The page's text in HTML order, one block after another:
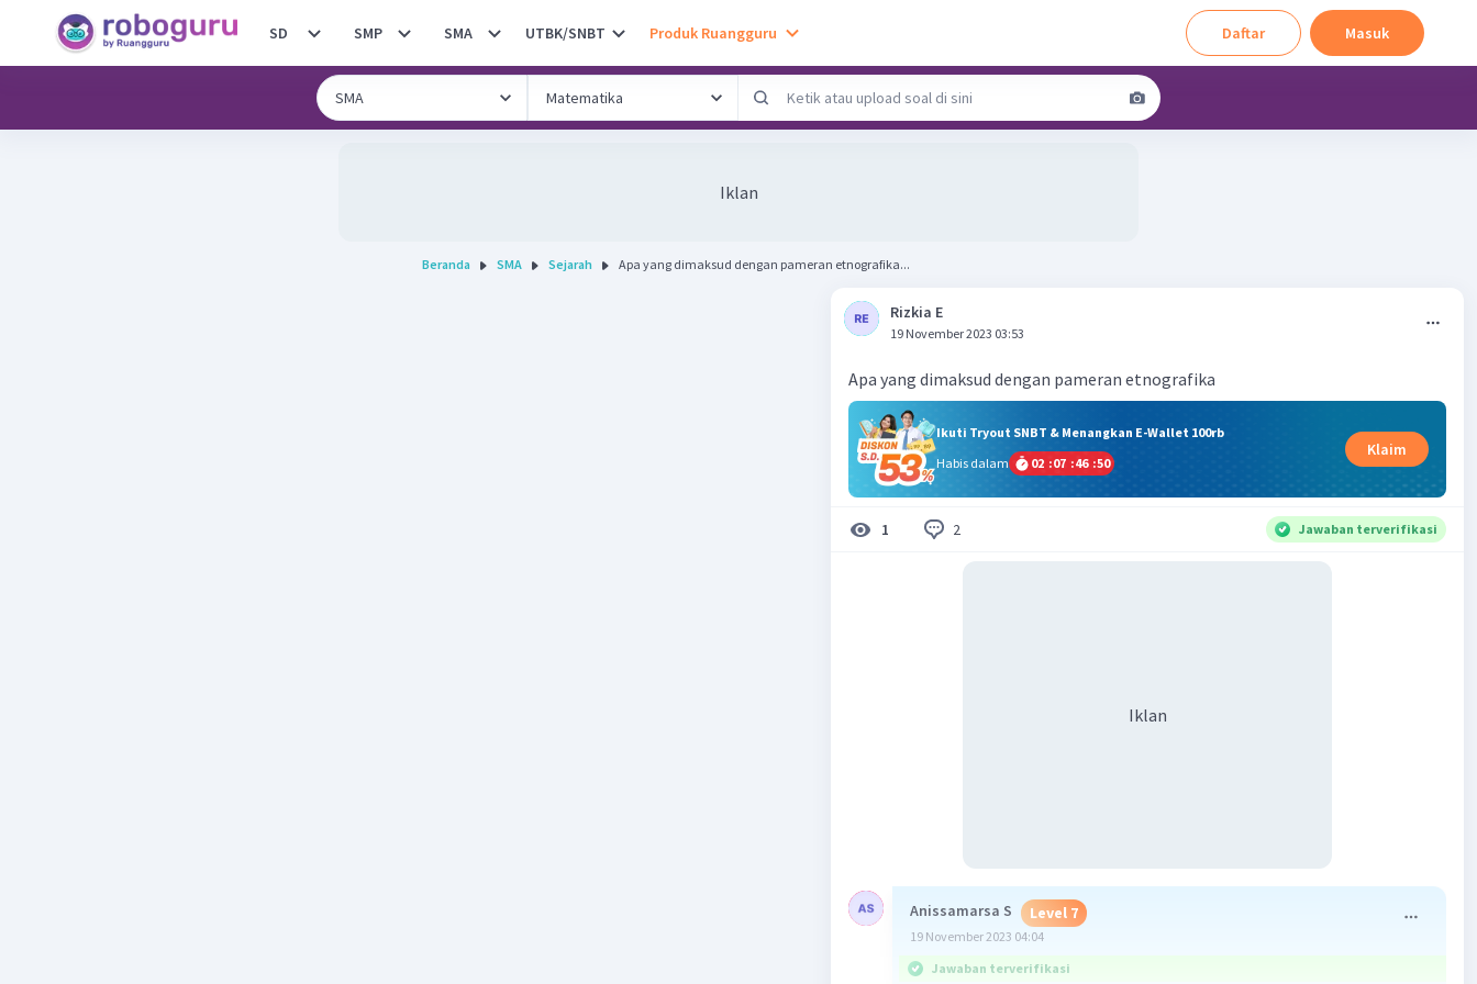
SD SMP SMA UTBK/SNBT Produk Ruangguru Daftar Masuk
Iklan
Beranda SMA Sejarah Apa yang dimaksud dengan pameran etnografika...
Rizkia E
19 November 2023 03:53
Apa yang dimaksud dengan pameran etnografika
Ikuti Tryout SNBT & Menangkan E-Wallet 100rb
Habis dalam
02 :07 :46 :50
Klaim
1 2 Jawaban terverifikasi
Iklan
Anissamarsa S Level 7
19 November 2023 04:04
Jawaban terverifikasi